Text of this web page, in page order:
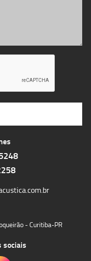
- Curitiba-PR
sociais